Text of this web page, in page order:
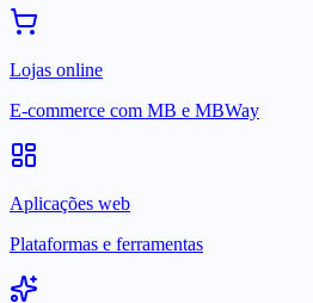
Lojas online
E-commerce com MB e MBWay
Aplicações web
Plataformas e ferramentas